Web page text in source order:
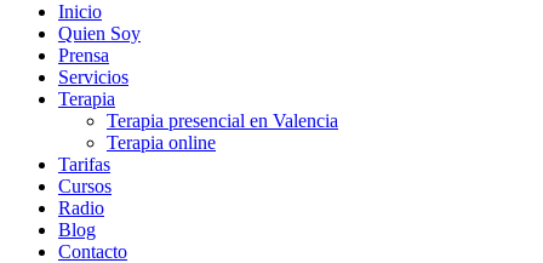
Inicio
Quien Soy
Prensa
Servicios
Terapia
Terapia presencial en Valencia
Terapia online
Tarifas
Cursos
Radio
Blog
Contacto